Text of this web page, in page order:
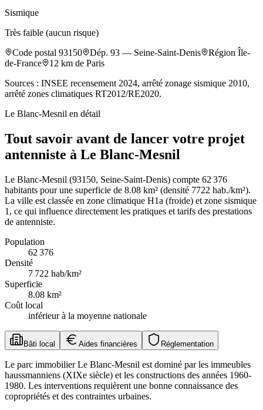
Sismique
Très faible (aucun risque)
Code postal 93150 Dép. 93 — Seine-Saint-Denis Région Île-
de-France
12 km de Paris
Sources : INSEE recensement 2024, arrêté zonage sismique 2010,
arrêté zones climatiques RT2012/RE2020.
Le Blanc-Mesnil en détail
Tout savoir avant de lancer votre projet
antenniste à Le Blanc-Mesnil
Le Blanc-Mesnil (93150, Seine-Saint-Denis) compte 62 376
habitants pour une superficie de 8.08 km² (densité 7722 hab./km²).
La ville est classée en zone climatique H1a (froide) et zone sismique
1, ce qui influence directement les pratiques et tarifs des prestations
de antenniste.
Population
62 376
Densité
7 722 hab/km²
Superficie
8.08 km²
Coût local
inférieur à la moyenne nationale
Bâti local Aides financières Réglementation
Le parc immobilier Le Blanc-Mesnil est dominé par les immeubles
haussmanniens (XIXe siècle) et les constructions des années 1960-
1980. Les interventions requièrent une bonne connaissance des
copropriétés et des contraintes urbaines.